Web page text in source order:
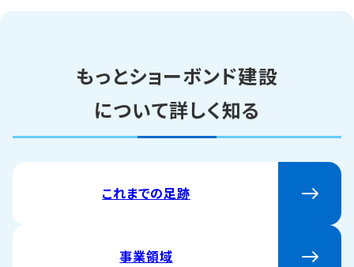
もっとショーボンド建設
について詳しく知る
これまでの足跡
事業領域